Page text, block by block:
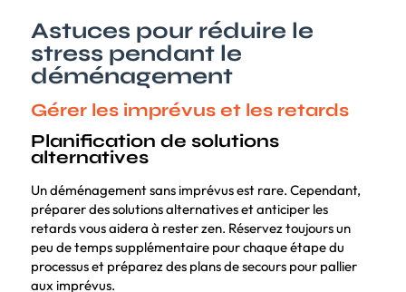
Astuces pour réduire le
stress pendant le
déménagement
Gérer les imprévus et les retards
Planification de solutions
alternatives
Un déménagement sans imprévus est rare. Cependant,
préparer des solutions alternatives et anticiper les
retards vous aidera à rester zen. Réservez toujours un
peu de temps supplémentaire pour chaque étape du
processus et préparez des plans de secours pour pallier
aux imprévus.